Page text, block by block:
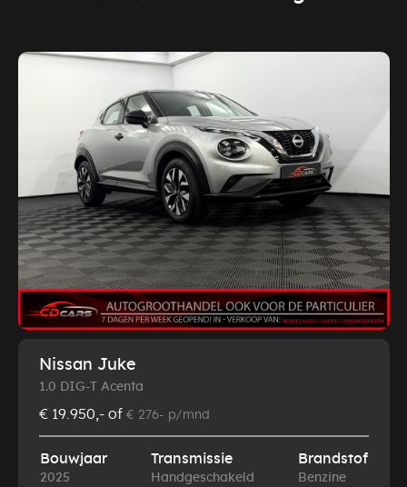
Nissan Juke
1.0 DIG-T Acenta
€ 19.950,- of € 276- p/mnd
Bouwjaar
2025
Transmissie
Handgeschakeld
Brandstof
Benzine